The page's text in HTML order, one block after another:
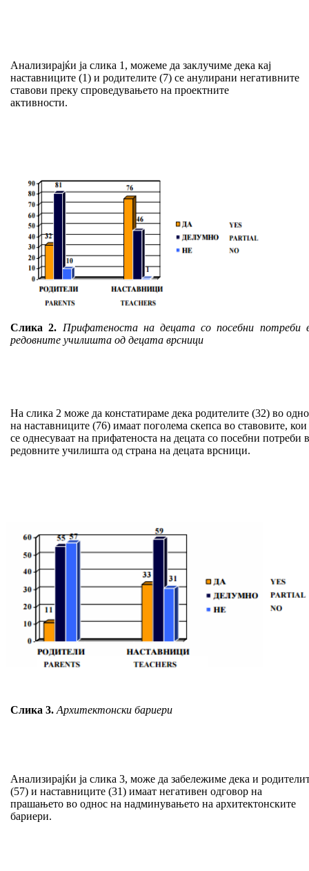
Анализирајќи ја слика 1, можеме да заклучиме дека кај
наставниците (1) и родителите (7) се анулирани негативните
ставови преку спроведувањето на проектните
активности.
Слика 2. Прифатеноста на децата со посебни потреби
редовните училишта од децата врсници
На слика 2 може да констатираме дека родителите (32) во
на наставниците (76) имаат поголема скепса во ставовите, кои
се однесуваат на прифатеноста на децата со посебни потреби
редовните училишта од страна на децата врсници.
Слика 3. Архитектонски бариери
Анализирајќи ја слика 3, може да забележиме дека и
(57) и наставниците (31) имаат негативен одговор на
прашањето во однос на надминувањето на архитектонските
бариери.